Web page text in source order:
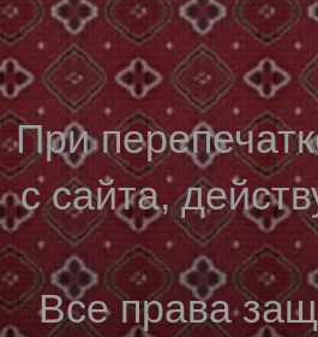
При
с сайта,
Все права